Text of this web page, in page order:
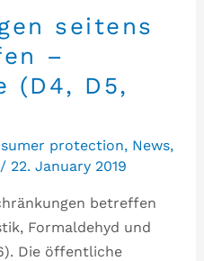
seitens
–
(D4, D5,
protection, News,
22. January 2019
betreffen
Formaldehyd und
Die öffentliche